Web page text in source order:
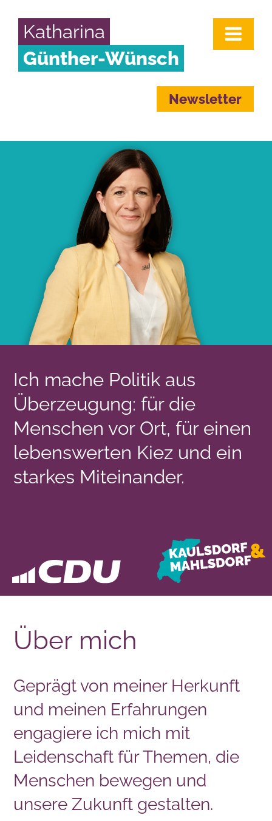
Katharina
Günther-Wünsch
Newsletter
Ich mache Politik aus
Überzeugung: für die
Menschen vor Ort, für einen
lebenswerten Kiez und ein
starkes Miteinander.
Über mich
Geprägt von meiner Herkunft
und meinen Erfahrungen
engagiere ich mich mit
Leidenschaft für Themen, die
Menschen bewegen und
unsere Zukunft gestalten.